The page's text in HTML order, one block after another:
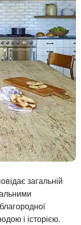
загальній
і історією.